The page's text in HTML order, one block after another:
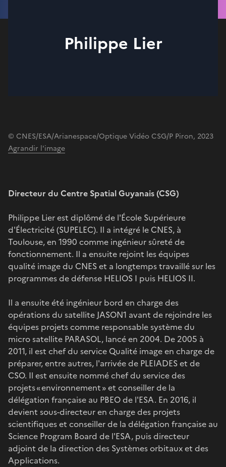
Philippe Lier
© CNES/ESA/Arianespace/Optique Vidéo CSG/P Piron, 2023
Agrandir l'image
Directeur du Centre Spatial Guyanais (CSG)
Philippe Lier est diplômé de l'École Supérieure
d'Électricité (SUPELEC). Il a intégré le CNES, à
Toulouse, en 1990 comme ingénieur sûreté de
fonctionnement. Il a ensuite rejoint les équipes
qualité image du CNES et a longtemps travaillé sur les
programmes de défense HELIOS I puis HELIOS II.
Il a ensuite été ingénieur bord en charge des
opérations du satellite JASON1 avant de rejoindre les
équipes projets comme responsable système du
micro satellite PARASOL, lancé en 2004. De 2005 à
2011, il est chef du service Qualité image en charge de
préparer, entre autres, l'arrivée de PLEIADES et de
CSO. Il est ensuite nommé chef du service des
projets « environnement » et conseiller de la
délégation française au PBEO de l'ESA. En 2016, il
devient sous-directeur en charge des projets
scientifiques et conseiller de la délégation française au
Science Program Board de l'ESA, puis directeur
adjoint de la direction des Systèmes orbitaux et des
Applications.